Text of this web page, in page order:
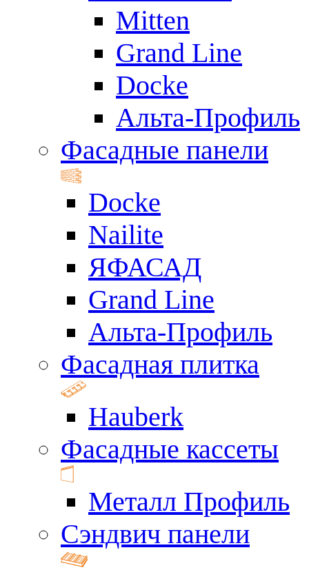
Mitten
Grand Line
Docke
Альта-Профиль
Фасадные панели
Docke
Nailite
ЯФАСАД
Grand Line
Альта-Профиль
Фасадная плитка
Hauberk
Фасадные кассеты
Металл Профиль
Сэндвич панели